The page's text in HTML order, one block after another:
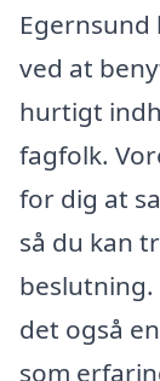
ved at
hurtigt
fagfolk.
for dig at
så du kan
det også
som